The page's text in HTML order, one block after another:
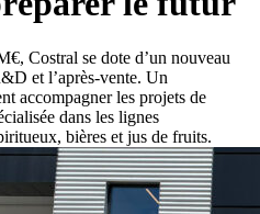
Costral se dote d’un nouveau
et l’après-vente. Un
accompagner les projets de
dans les lignes
bières et jus de fruits.